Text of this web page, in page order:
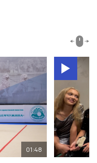
01:48